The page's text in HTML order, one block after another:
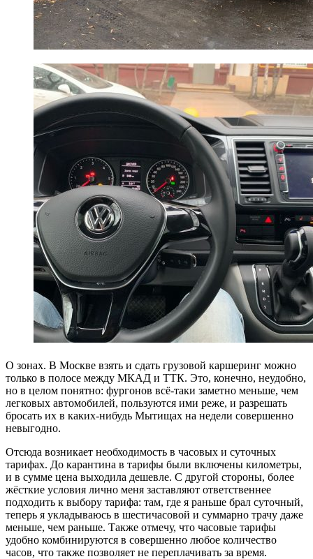
О зонах. В Москве взять и сдать грузовой каршеринг можно
только в полосе между МКАД и ТТК. Это, конечно, неудобно,
но в целом понятно: фургонов всё-таки заметно меньше, чем
легковых автомобилей, пользуются ими реже, и разрешать
бросать их в каких-нибудь Мытищах на недели совершенно
невыгодно.
Отсюда возникает необходимость в часовых и суточных
тарифах. До карантина в тарифы были включены километры,
и в сумме цена выходила дешевле. С другой стороны, более
жёсткие условия лично меня заставляют ответственнее
подходить к выбору тарифа: там, где я раньше брал суточный,
теперь я укладываюсь в шестичасовой и суммарно трачу даже
меньше, чем раньше. Также отмечу, что часовые тарифы
удобно комбинируются в совершенно любое количество
часов, что также позволяет не переплачивать за время.